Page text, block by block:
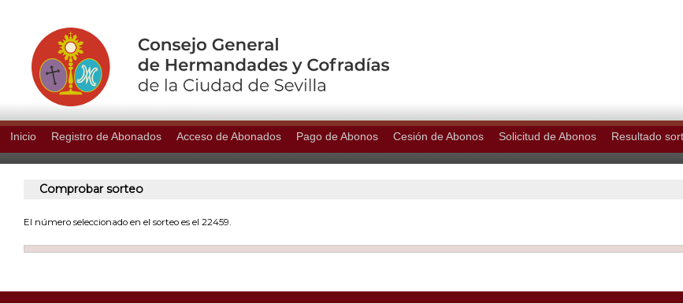
Inicio Registro de Abonados Acceso de Abonados Pago de Abonos Cesión de Abonos Solicitud de Abonos Resultado
Comprobar sorteo
El número seleccionado en el sorteo es el 22459.